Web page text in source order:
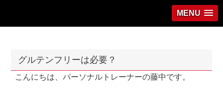
MENU
グルテンフリーは必要？
こんにちは、パーソナルトレーナーの藤中です。